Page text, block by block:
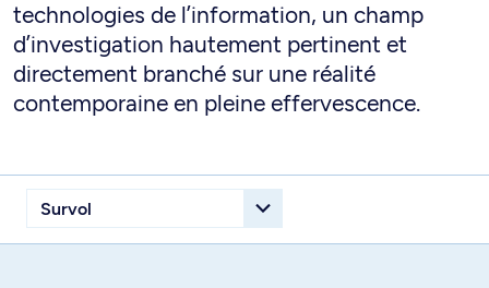
technologies de l’information, un champ
d’investigation hautement pertinent et
directement branché sur une réalité
contemporaine en pleine effervescence.